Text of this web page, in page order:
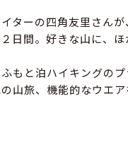
ターの四角友里さんが
日間。好きな山に、
もと泊ハイキングの
山旅、機能的なウエ